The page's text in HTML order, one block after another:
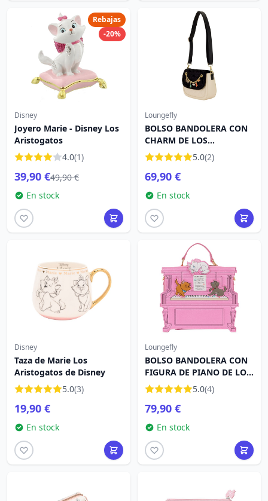
Rebajas
-20%
Disney
Joyero Marie - Disney Los
Aristogatos
4.0(1)
39,90 €49,90 €
En stock
Loungefly
BOLSO BANDOLERA CON
CHARM DE LOS
ARISTOGATOS - DISNEY
LOUNGEFLY
5.0(2)
69,90 €
En stock
Disney
Taza de Marie Los
Aristogatos de Disney
5.0(3)
19,90 €
En stock
Loungefly
BOLSO BANDOLERA CON
FIGURA DE PIANO DE LOS
ARISTOGATOS - DISNEY
LOUNGEFLY
5.0(4)
79,90 €
En stock